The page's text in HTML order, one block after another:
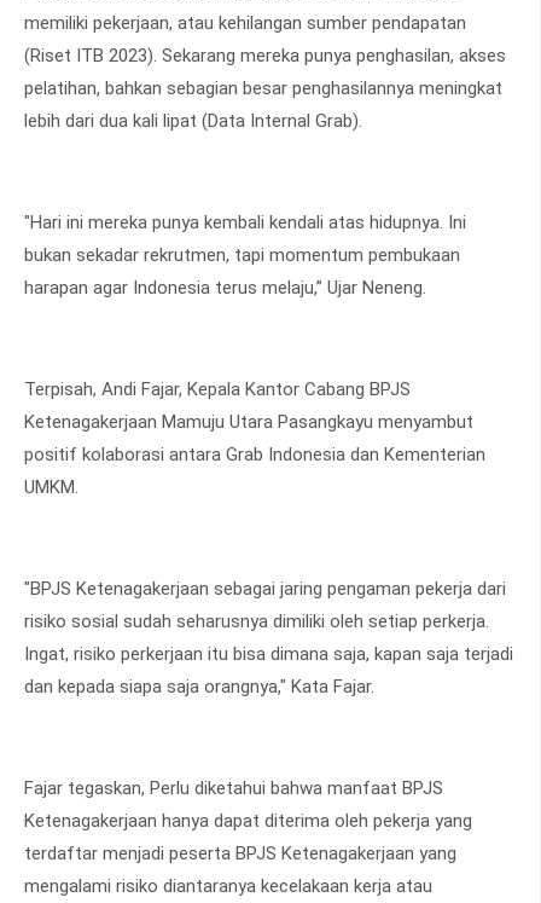
memiliki pekerjaan, atau kehilangan sumber pendapatan
(Riset ITB 2023). Sekarang mereka punya penghasilan, akses
pelatihan, bahkan sebagian besar penghasilannya meningkat
lebih dari dua kali lipat (Data Internal Grab).
"Hari ini mereka punya kembali kendali atas hidupnya. Ini
bukan sekadar rekrutmen, tapi momentum pembukaan
harapan agar Indonesia terus melaju,” Ujar Neneng.
Terpisah, Andi Fajar, Kepala Kantor Cabang BPJS
Ketenagakerjaan Mamuju Utara Pasangkayu menyambut
positif kolaborasi antara Grab Indonesia dan Kementerian
UMKM.
"BPJS Ketenagakerjaan sebagai jaring pengaman pekerja dari
risiko sosial sudah seharusnya dimiliki oleh setiap perkerja.
Ingat, risiko perkerjaan itu bisa dimana saja, kapan saja terjadi
dan kepada siapa saja orangnya," Kata Fajar.
Fajar tegaskan, Perlu diketahui bahwa manfaat BPJS
Ketenagakerjaan hanya dapat diterima oleh pekerja yang
terdaftar menjadi peserta BPJS Ketenagakerjaan yang
mengalami risiko diantaranya kecelakaan kerja atau